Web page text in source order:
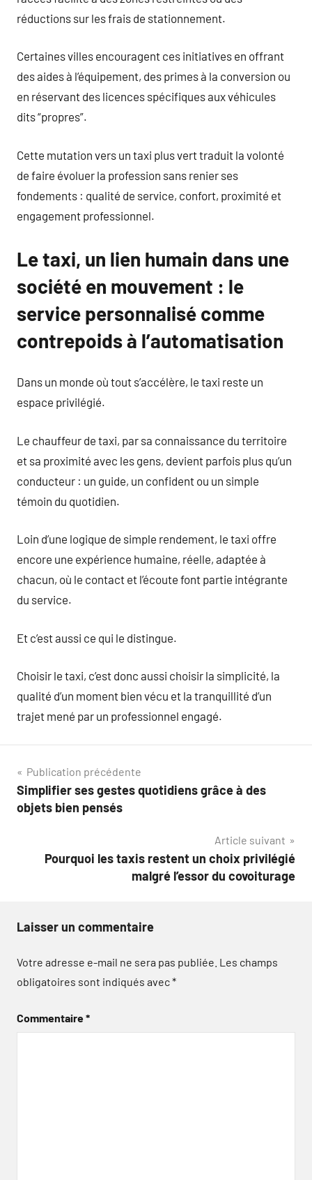
réductions sur les frais de stationnement.
Certaines villes encouragent ces initiatives en offrant
des aides à l’équipement, des primes à la conversion ou
en réservant des licences spécifiques aux véhicules
dits “propres”.
Cette mutation vers un taxi plus vert traduit la volonté
de faire évoluer la profession sans renier ses
fondements : qualité de service, confort, proximité et
engagement professionnel.
Le taxi, un lien humain dans une
société en mouvement : le
service personnalisé comme
contrepoids à l’automatisation
Dans un monde où tout s’accélère, le taxi reste un
espace privilégié.
Le chauffeur de taxi, par sa connaissance du territoire
et sa proximité avec les gens, devient parfois plus qu’un
conducteur : un guide, un confident ou un simple
témoin du quotidien.
Loin d’une logique de simple rendement, le taxi offre
encore une expérience humaine, réelle, adaptée à
chacun, où le contact et l’écoute font partie intégrante
du service.
Et c’est aussi ce qui le distingue.
Choisir le taxi, c’est donc aussi choisir la simplicité, la
qualité d’un moment bien vécu et la tranquillité d’un
trajet mené par un professionnel engagé.
Navigation
de
Publication précédente
Simplifier ses gestes quotidiens grâce à des
objets bien pensés
Article suivant
Pourquoi les taxis restent un choix privilégié
malgré l’essor du covoiturage
Laisser un commentaire
Votre adresse e-mail ne sera pas publiée. Les champs
obligatoires sont indiqués avec*
Commentaire*